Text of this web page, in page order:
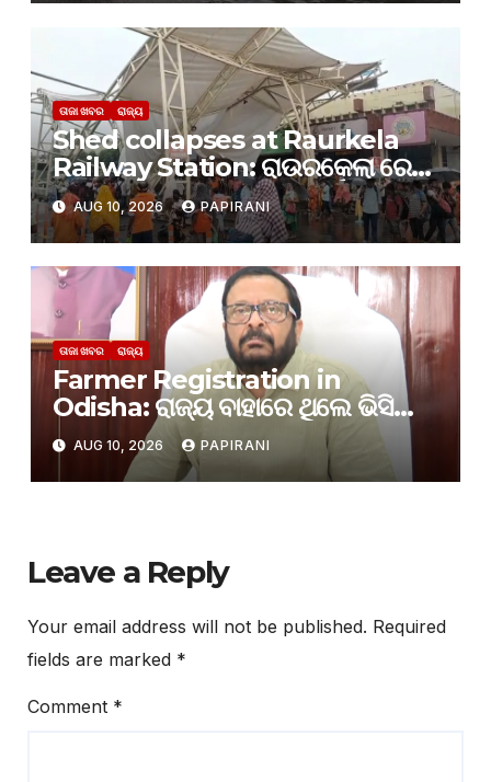
ତାଜା ଖବର ରାଜ୍ୟ
Shed collapses at Raurkela
Railway Station: ରାଉରକେଲା ରେଳ
ଷ୍ଟେସନରେ ଭୁଶୁଡ଼ିଲା ନୂଆ ନିର୍ମାଣ
ହୋଇଥିବା ସେଡ୍
AUG 10, 2026 PAPIRANI
ତାଜା ଖବର ରାଜ୍ୟ
Farmer Registration in
Odisha: ରାଜ୍ୟ ବାହାରେ ଥିଲେ ଭିସିରେ
ହୋଇପାରିବ ଚାଷୀଙ୍କ ପଞ୍ଜୀକରଣ:
ରାଜସ୍ବ ମନ୍ତ୍ରୀ
AUG 10, 2026 PAPIRANI
Leave a Reply
Your email address will not be published. Required
fields are marked *
Comment *